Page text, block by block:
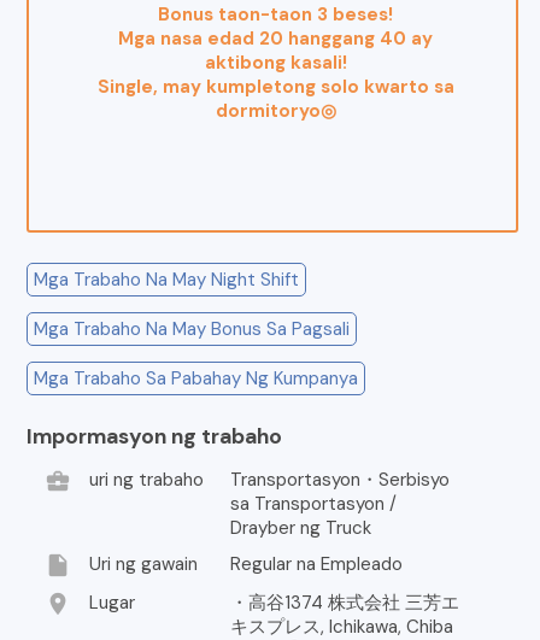
Bonus taon-taon 3 beses!
Mga nasa edad 20 hanggang 40 ay
aktibong kasali!
Single, may kumpletong solo kwarto sa
dormitoryo◎
Mga Trabaho Na May Night Shift
Mga Trabaho Na May Bonus Sa Pagsali
Mga Trabaho Sa Pabahay Ng Kumpanya
Impormasyon ng trabaho
business_center
uri ng trabaho
Transportasyon・Serbisyo
sa Transportasyon /
Drayber ng Truck
insert_drive_file Uri ng gawain Regular na Empleado
location_on Lugar
・高谷1374 株式会社 三芳エ
キスプレス, Ichikawa, Chiba